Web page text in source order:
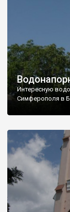
Интересную
Симферополя в